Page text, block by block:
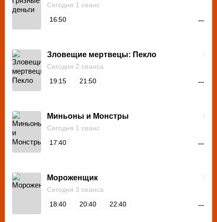
Сегодня 1 сеанс
16:50
...
Зловещие мертвецы: Пекло
Сегодня 2 сеанса
19:15
21:50 ...
Миньоны и Монстры
Сегодня 1 сеанс
17:40
...
Мороженщик
Сегодня 3 сеанса
18:40
20:40 22:40 ...